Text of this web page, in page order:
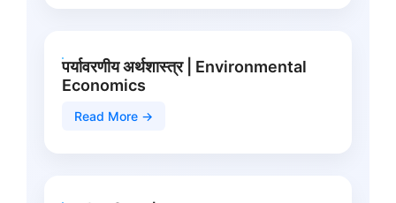
पर्यावरणीय अर्थशास्त्र | Environmental
Economics
Read More →